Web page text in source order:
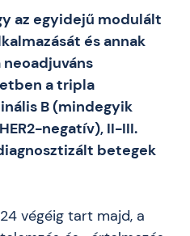
az egyidejű modulált
és annak
a tripla
B (mindegyik
negatív), II-III.
betegek
végéig tart majd, a